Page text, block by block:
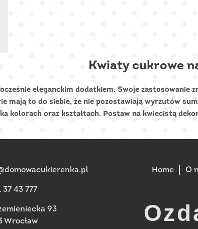
Kwiaty cukrowe
eleganckim dodatkiem. Swoje
mają to do siebie, że nie pozostawiają wyrzutów
kolorach oraz kształtach. Postaw na kwiecistą
37 43 777
93
Wrocław
Home O